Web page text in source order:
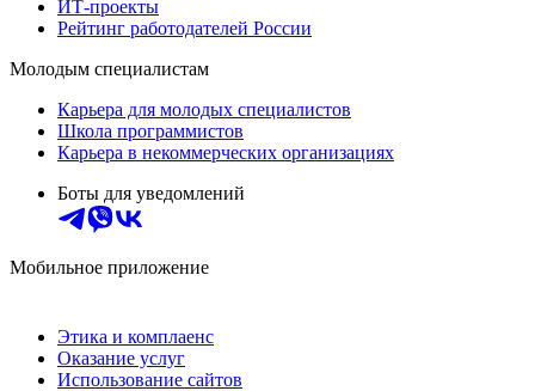
ИТ-проекты
Рейтинг работодателей России
Молодым специалистам
Карьера для молодых специалистов
Школа программистов
Карьера в некоммерческих организациях
Боты для уведомлений
Мобильное приложение
Этика и комплаенс
Оказание услуг
Использование сайтов